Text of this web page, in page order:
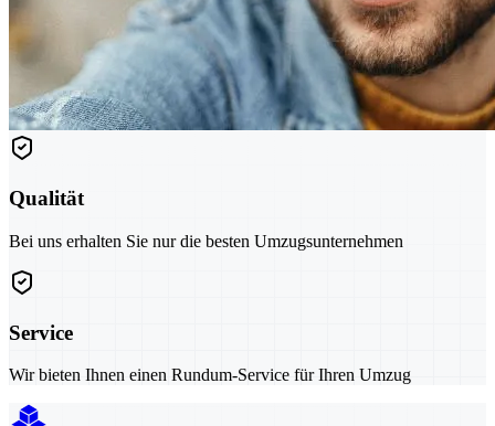
Qualität
Bei uns erhalten Sie nur die besten Umzugsunternehmen
Service
Wir bieten Ihnen einen Rundum-Service für Ihren Umzug